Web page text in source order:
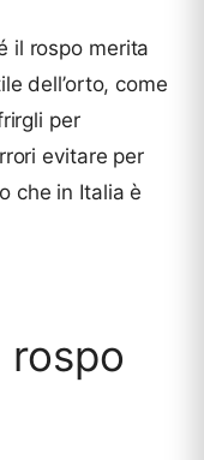
il rospo merita
dell’orto, come
per
evitare per
che in Italia è
rospo